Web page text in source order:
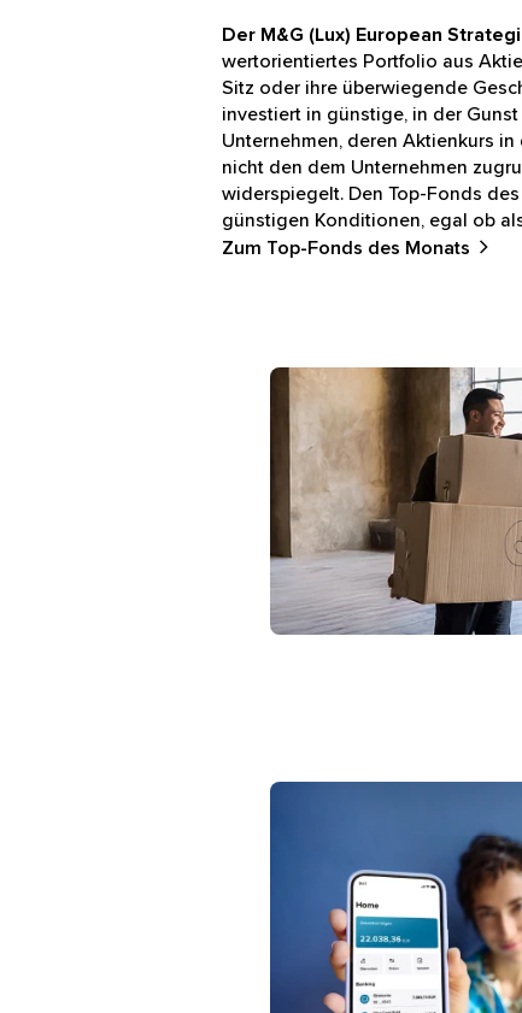
Der M&G (Lux) European
wertorientiertes Portfolio aus
Sitz oder ihre überwiegende
investiert in günstige, in der
Unternehmen, deren Aktienkurs
nicht den dem Unternehmen
widerspiegelt. Den Top-Fonds
günstigen Konditionen, egal ob
Zum Top-Fonds des Monats
Mann und Frau tragen
Frau zeigt auf ihrem